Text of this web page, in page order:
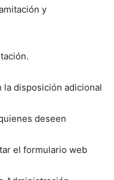
y
la disposición adicional
deseen
el formulario web